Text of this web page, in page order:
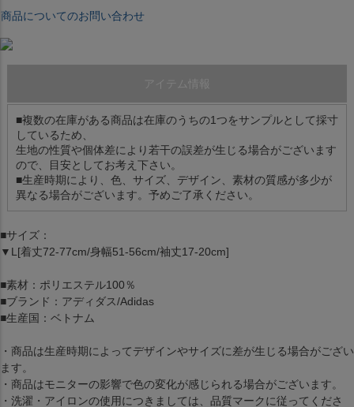
商品についてのお問い合わせ
アイテム情報
■複数の在庫がある商品は在庫のうちの1つをサンプルとして採寸
しているため、
生地の性質や個体差により若干の誤差が生じる場合がございます
ので、目安としてお考え下さい。
■生産時期により、色、サイズ、デザイン、素材の質感が多少が
異なる場合がございます。予めご了承ください。
■サイズ：
▼L[着丈72-77cm/身幅51-56cm/袖丈17-20cm]
■素材：ポリエステル100％
■ブランド：アディダス/Adidas
■生産国：ベトナム
・商品は生産時期によってデザインやサイズに差が生じる場合がござい
ます。
・商品はモニターの影響で色の変化が感じられる場合がございます。
・洗濯・アイロンの使用につきましては、品質マークに従ってくださ